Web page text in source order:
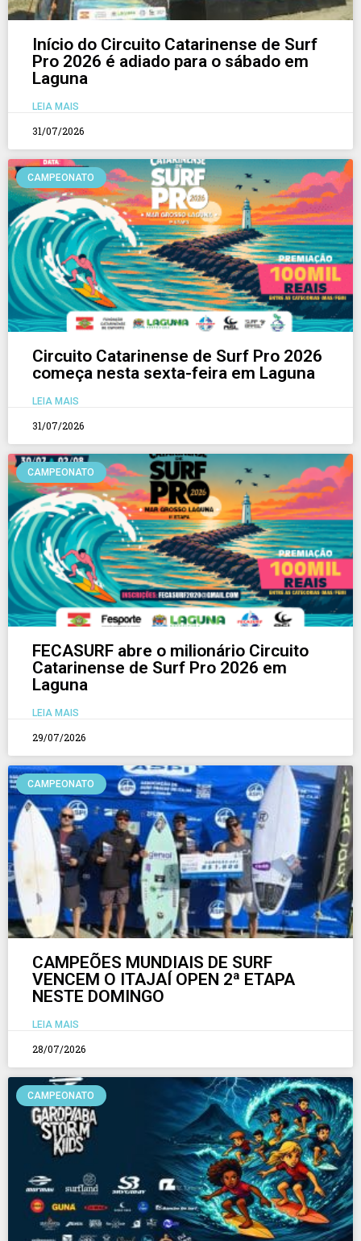
Início do Circuito Catarinense de Surf
Pro 2026 é adiado para o sábado em
Laguna
LEIA MAIS
31/07/2026
CAMPEONATO
Circuito Catarinense de Surf Pro 2026
começa nesta sexta-feira em Laguna
LEIA MAIS
31/07/2026
CAMPEONATO
FECASURF abre o milionário Circuito
Catarinense de Surf Pro 2026 em
Laguna
LEIA MAIS
29/07/2026
CAMPEONATO
CAMPEÕES MUNDIAIS DE SURF
VENCEM O ITAJAÍ OPEN 2ª ETAPA
NESTE DOMINGO
LEIA MAIS
28/07/2026
CAMPEONATO